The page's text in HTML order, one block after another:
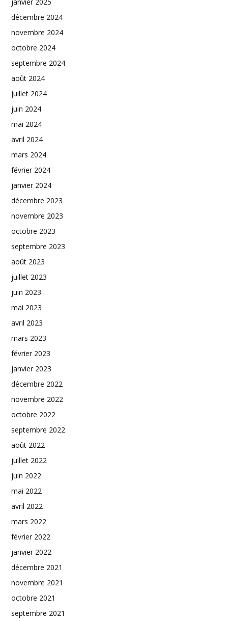
décembre 2024
novembre 2024
octobre 2024
septembre 2024
août 2024
juillet 2024
juin 2024
mai 2024
avril 2024
mars 2024
février 2024
janvier 2024
décembre 2023
novembre 2023
octobre 2023
septembre 2023
août 2023
juillet 2023
juin 2023
mai 2023
avril 2023
mars 2023
février 2023
janvier 2023
décembre 2022
novembre 2022
octobre 2022
septembre 2022
août 2022
juillet 2022
juin 2022
mai 2022
avril 2022
mars 2022
février 2022
janvier 2022
décembre 2021
novembre 2021
octobre 2021
septembre 2021